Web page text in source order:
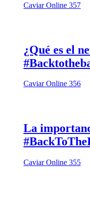
Caviar Online 357
¿Qué es el
Caviar Online 356
La
Caviar Online 355